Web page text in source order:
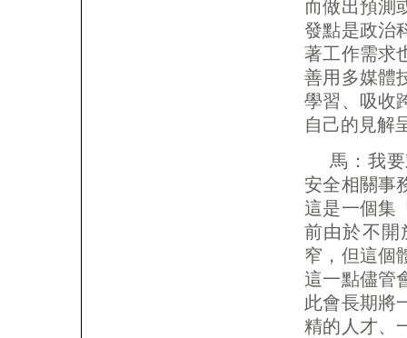
而做出預測
發點是政治
著工作需求
善用多媒體
學習、吸收
自己的見解
馬：我
安全相關事
這是一個集
前由於不開
窄，但這個
這一點儘管
此會長期將
精的人才、